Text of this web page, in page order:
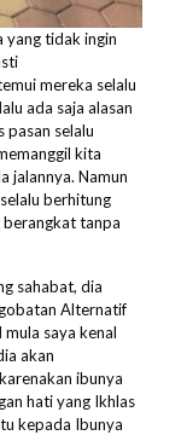
yang tidak ingin
mereka selalu
ada saja alasan
pasan selalu
kita
jalannya. Namun
berhitung
tanpa
sahabat, dia
Alternatif
saya kenal
akan
ibunya
hati yang Ikhlas
kepada Ibunya